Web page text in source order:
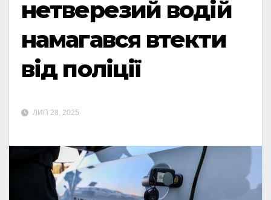
нетверезий водій
намагався втекти
від поліції
ЛИП 28, 2025